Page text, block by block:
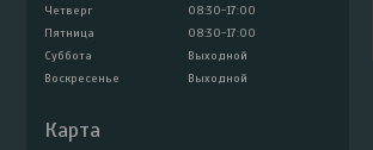
Четверг
08:30-17:00
Пятница
08:30-17:00
Суббота
Выходной
Воскресенье
Выходной
Карта